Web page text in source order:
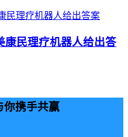
康民理疗机器人给出答
你携手共赢